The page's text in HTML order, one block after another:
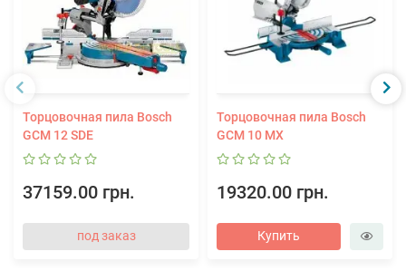
Торцовочная пила Bosch
GCM 12 SDE
37159.00 грн.
под заказ
Торцовочная пила Bosch
GCM 10 MX
19320.00 грн.
Купить